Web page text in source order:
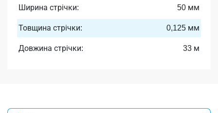
Ширина стрічки: 50 мм
Товщина стрічки: 0,125 мм
Довжина стрічки: 33 м